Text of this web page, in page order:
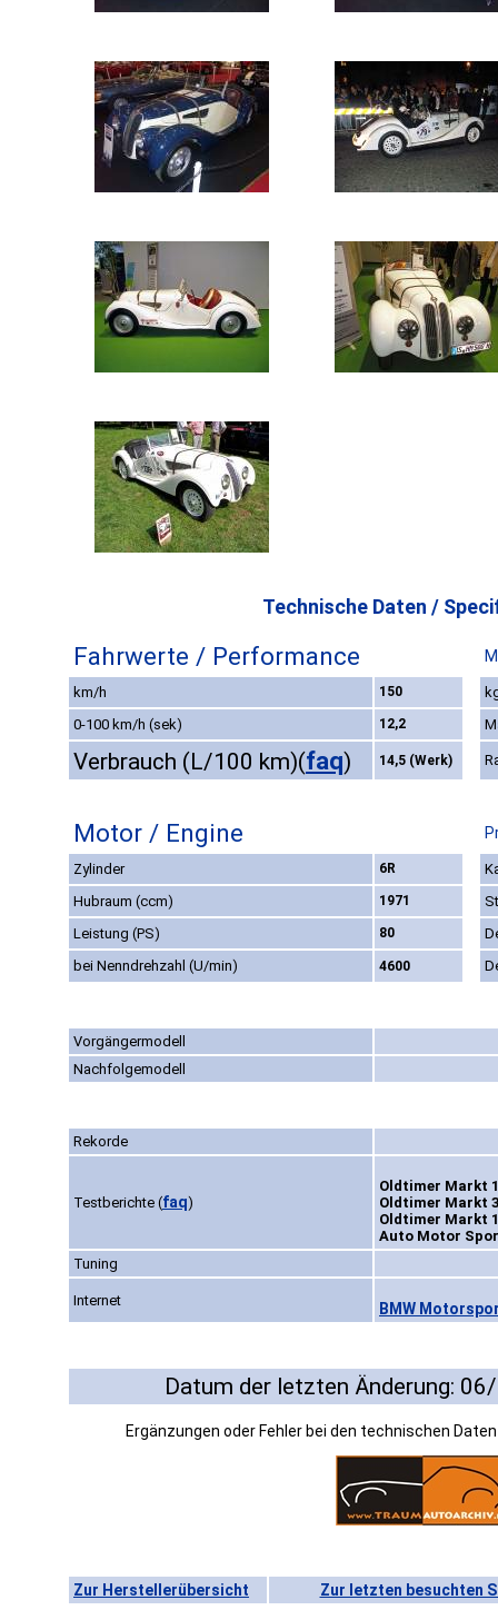
Technische Daten /
Fahrwerte / Performance
km/h 150
0-100 km/h (sek)
12,2
Verbrauch (L/100 km)(faq) 14,5 (Werk)
Motor / Engine
Zylinder 6R
Hubraum (ccm)
1971
Leistung (PS)
80
bei Nenndrehzahl (U/min)
4600
Vorgängermodell
Nachfolgemodell
Rekorde
Testberichte (faq)
Oldtimer Markt
Oldtimer Markt
Oldtimer Markt
Auto Motor
Tuning
Internet BMW
Datum der letzten Änderung:
Ergänzungen oder Fehler bei den technischen
Zur Herstellerübersicht Zur letzten besuchten